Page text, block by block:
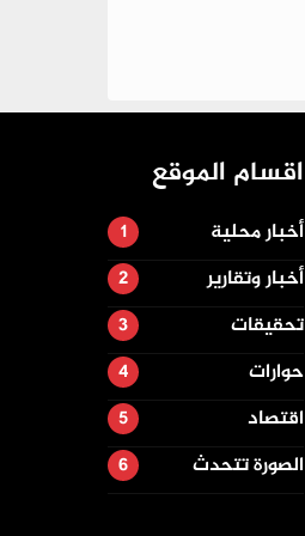
اقسام الموقع
أخبار محلية
أخبار وتقارير
تحقيقات
حوارات
اقتصاد
الصورة تتحدث